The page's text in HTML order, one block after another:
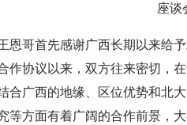
座谈
恩哥首先感谢广西长期以来给
作协议以来，双方往来密切，
合广西的地缘、区位优势和北
等方面有着广阔的合作前景，